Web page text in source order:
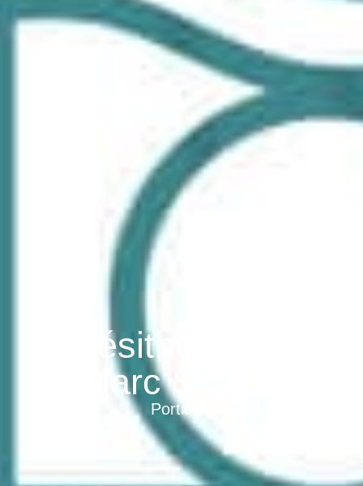
Kinésithérapeute
Marc Stoulig
Porticcio